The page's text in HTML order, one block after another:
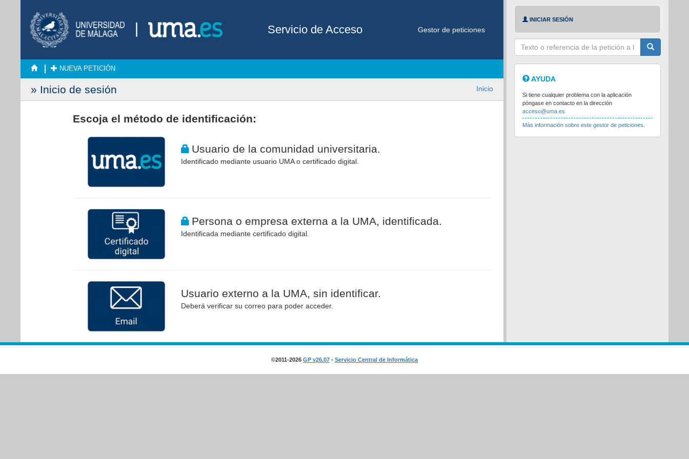
Servicio de Acceso Gestor de peticiones
NUEVA PETICIÓN
» Inicio de sesión Inicio
Escoja el método de identificación:
Usuario de la comunidad universitaria.
Identificado mediante usuario UMA o certificado digital.
Persona o empresa externa a la UMA, identificada.
Identificada mediante certificado digital.
Usuario externo a la UMA, sin identificar.
Deberá verificar su correo para poder acceder.
INICIAR SESIÓN
Texto
a
buscar
AYUDA
Si tiene cualquier problema con la aplicación
póngase en contacto en la dirección
acceso@uma.es
Más información sobre este gestor de peticiones
©2011-2026 GP v26.07 - Servicio Central de Informática